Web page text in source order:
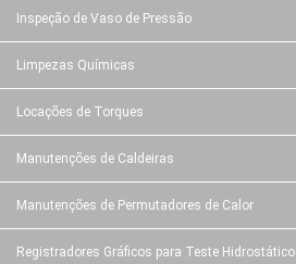
Inspeção de Vaso de Pressão
Limpezas Químicas
Locações de Torques
Manutenções de Caldeiras
Manutenções de Permutadores de Calor
Registradores Gráficos para Teste Hidrostático